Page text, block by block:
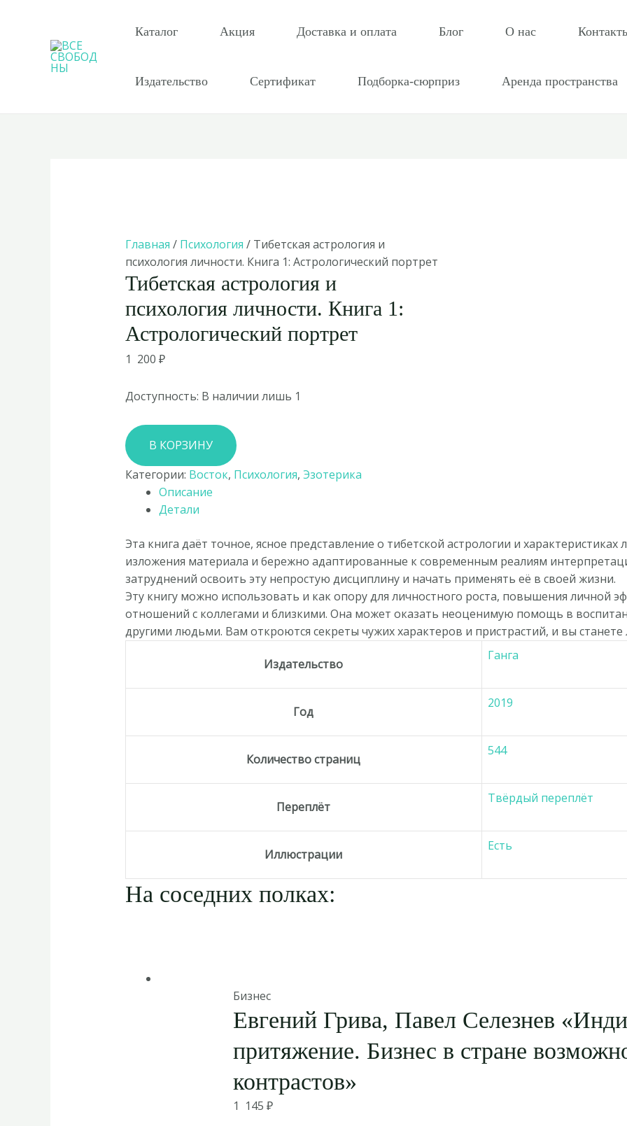
содержимому
Каталог Акция Доставка и оплата Блог О нас
Издательство Сертификат Подборка-сюрприз Аренда пространства
Главная / Психология / Тибетская астрология и
психология личности. Книга 1: Астрологический портрет
Тибетская астрология и
психология личности. Книга 1:
Астрологический портрет
1 200 ₽
Доступность: В наличии лишь 1
Количество
товара
Тибетская
астрология
психология
личности.
Книга
1:
Астрологический
портрет
В КОРЗИНУ
Категории: Восток, Психология, Эзотерика
Описание
Детали
Эта книга даёт точное, ясное представление о тибетской астрологии и характеристиках
изложения материала и бережно адаптированные к современным реалиям
затруднений освоить эту непростую дисциплину и начать применять её в своей жизни.
Эту книгу можно использовать и как опору для личностного роста, повышения личной
отношений с коллегами и близкими. Она может оказать неоценимую помощь в
другими людьми. Вам откроются секреты чужих характеров и пристрастий, и вы
Издательство
Ганга
Год
2019
Количество страниц
544
Переплёт
Твёрдый переплёт
Иллюстрации
Есть
На соседних полках:
Бизнес
Евгений Грива, Павел Селезнев
притяжение. Бизнес в стране
контрастов»
1 145₽